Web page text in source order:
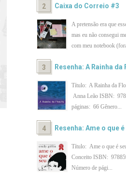
Caixa do Correio #3
A pretensão era que
mas eu não consegui
com meu notebook
Resenha: A Rainha da
Título: A Rainha da
Anna Leão ISBN:
páginas: 66 Gênero...
Resenha: Ame o que é
Título: Ame o que é
Conceito ISBN:
Número de pági...